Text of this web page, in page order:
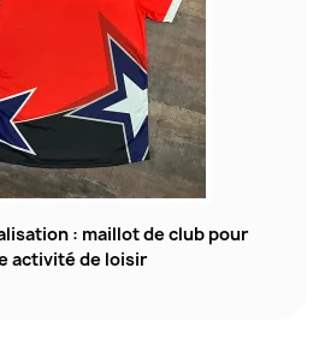
: maillot de club pour
activité de loisir